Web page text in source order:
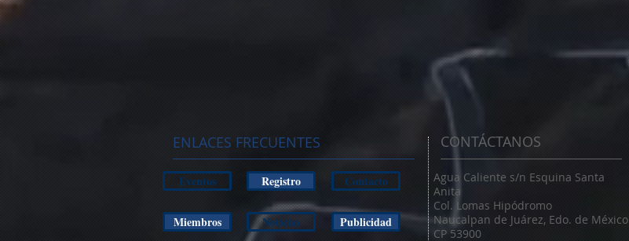
ENLACES FRECUENTES
Eventos Registro Contacto
Miembros Noticias Publicidad
CONTÁCTANOS
Agua Caliente s/n Esquina Santa
Anita
Col. Lomas Hipódromo
Naucalpan de Juárez, Edo. de México
CP 53900